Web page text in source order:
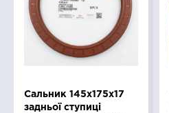
Сальник 145x175x17
задньої ступиці